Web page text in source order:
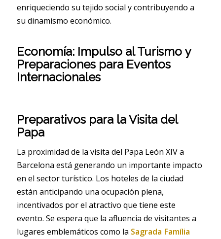
enriqueciendo su tejido social y contribuyendo a
su dinamismo económico.
Economía: Impulso al Turismo y
Preparaciones para Eventos
Internacionales
Preparativos para la Visita del
Papa
La proximidad de la visita del Papa León XIV a
Barcelona está generando un importante impacto
en el sector turístico. Los hoteles de la ciudad
están anticipando una ocupación plena,
incentivados por el atractivo que tiene este
evento. Se espera que la afluencia de visitantes a
lugares emblemáticos como la Sagrada Família